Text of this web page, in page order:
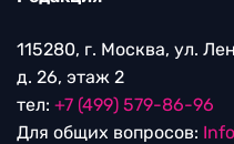
115280, г. Москва, ул.
д. 26, этаж 2
тел: +7 (499) 579-86-96
Для общих вопросов: